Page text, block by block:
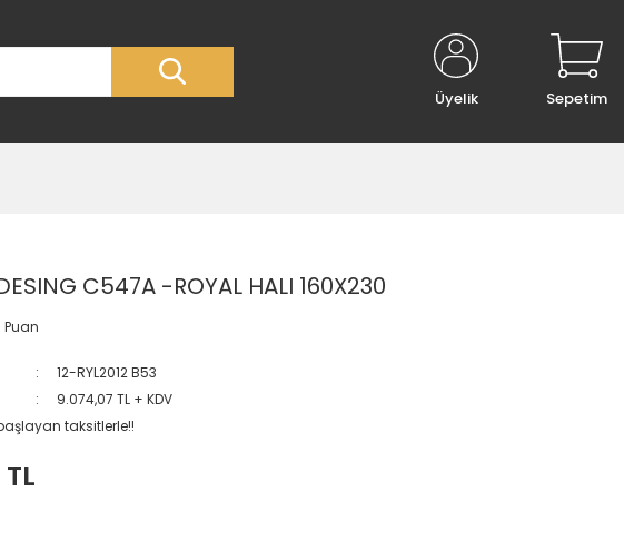
Üyelik Sepetim
C547A -ROYAL HALI 160X230
12-RYL2012 B53
9.074,07 TL + KDV
taksitlerle!!